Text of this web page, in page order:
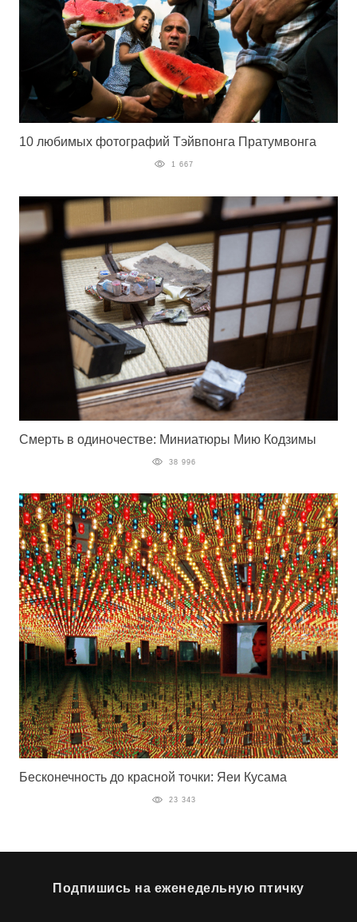
10 любимых фотографий Тэйвпонга Пратумвонга
1 667
Смерть в одиночестве: Миниатюры Мию Кодзимы
38 996
Бесконечность до красной точки: Яеи Кусама
23 343
Подпишись на еженедельную птичку